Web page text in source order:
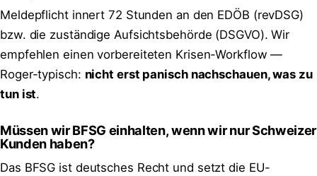
Meldepflicht innert 72 Stunden an den EDÖB (revDSG)
bzw. die zuständige Aufsichtsbehörde (DSGVO). Wir
empfehlen einen vorbereiteten Krisen-Workflow —
Roger-typisch: nicht erst panisch nachschauen, was zu
tun ist.
Müssen wir BFSG einhalten, wenn wir nur Schweizer
Kunden haben?
Das BFSG ist deutsches Recht und setzt die EU-